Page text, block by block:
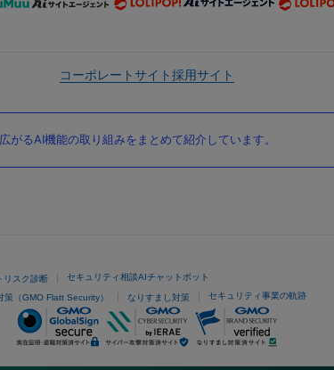
コーポレートサイト採用サイト
るAI機能の取り組みをまとめて紹介しています。
リスク診断 セキュリティ相談AIチャットボット
策（GMO Flatt Security） なりすまし対策 セキュリティ事業の軌跡